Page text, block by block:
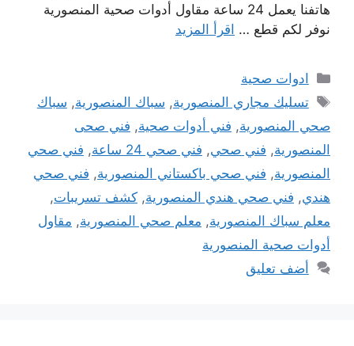
هاتفنا يعمل 24 ساعة مقاول أدوات صحية المنصورية
نوفر لكم قطع … اقرأ المزيد
التصنيفات
ادوات صحية
الوسوم
تسليك مجاري المنصورية, سباك المنصورية, سباك
صحي المنصورية, فني أدوات صحية, فني صحى
المنصورية, فني صحي, فني صحي 24 ساعة , فني صحي
المنصورية, فني صحي باكستاني المنصورية, فني صحي
هندي, فني صحي هندي المنصورية, كشف تسريبات,
معلم سباك المنصورية, معلم صحي المنصورية, مقاول
أدوات صحية المنصورية
أضف تعليق